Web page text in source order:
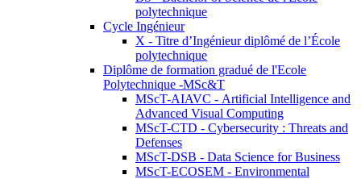
polytechnique
Cycle Ingénieur
X - Titre d’Ingénieur diplômé de l’École
polytechnique
Diplôme de formation gradué de l'Ecole
Polytechnique -MSc&T
MScT-AIAVC - Artificial Intelligence and
Advanced Visual Computing
MScT-CTD - Cybersecurity : Threats and
Defenses
MScT-DSB - Data Science for Business
MScT-ECOSEM - Environmental